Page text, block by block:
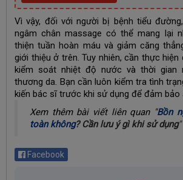
Vì vậy, đối với người bị bệnh tiểu
ngâm chân massage có thể mang lại
thiện tuần hoàn máu và giảm căng
giới thiệu ở trên. Tuy nhiên, cần thực
kiểm soát nhiệt độ nước và thời gian
thương da. Bạn cần luôn kiểm tra tình
kiến bác sĩ trước khi sử dụng để đảm bảo
Xem thêm bài viết liên quan "Bồn
toàn không? Cần lưu ý gì khi sử dụng"
Facebook